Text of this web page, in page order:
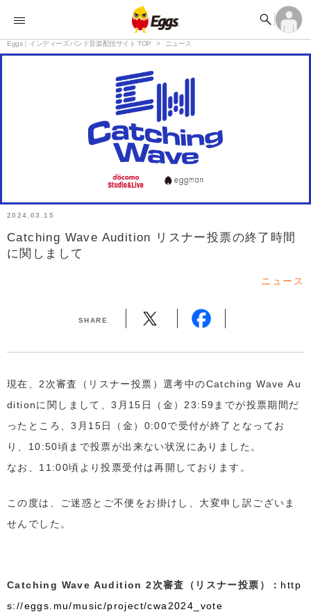


ランキング 
記事 
タイムライン 
ログイン
アカウント登録
ログイン
アカウント登録
Eggs｜インディーズバンド音楽配信サイト TOP ニュース
2024.03.15
Catching Wave Audition リスナー投票の終了時間
に関しまして
ニュース
SHARE
現在、2次審査（リスナー投票）選考中のCatching Wave Au
ditionに関しまして、3月15日（金）23:59までが投票期間だ
ったところ、3月15日（金）0:00で受付が終了となってお
り、10:50頃まで投票が出来ない状況にありました。
なお、11:00頃より投票受付は再開しております。
この度は、ご迷惑とご不便をお掛けし、大変申し訳ございま
せんでした。
Catching Wave Audition 2次審査（リスナー投票）： http
s://eggs.mu/music/project/cwa2024_vote